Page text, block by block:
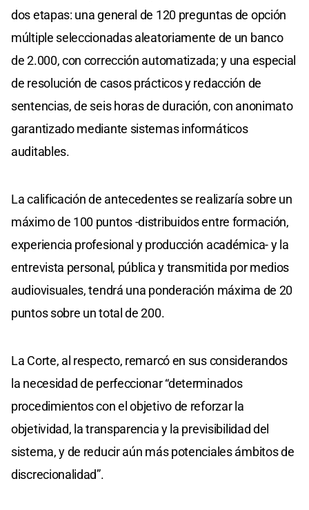
dos etapas: una general de 120 preguntas de opción
múltiple seleccionadas aleatoriamente de un banco
de 2.000, con corrección automatizada; y una especial
de resolución de casos prácticos y redacción de
sentencias, de seis horas de duración, con anonimato
garantizado mediante sistemas informáticos
auditables.
La calificación de antecedentes se realizaría sobre un
máximo de 100 puntos -distribuidos entre formación,
experiencia profesional y producción académica- y la
entrevista personal, pública y transmitida por medios
audiovisuales, tendrá una ponderación máxima de 20
puntos sobre un total de 200.
La Corte, al respecto, remarcó en sus considerandos
la necesidad de perfeccionar “determinados
procedimientos con el objetivo de reforzar la
objetividad, la transparencia y la previsibilidad del
sistema, y de reducir aún más potenciales ámbitos de
discrecionalidad”.